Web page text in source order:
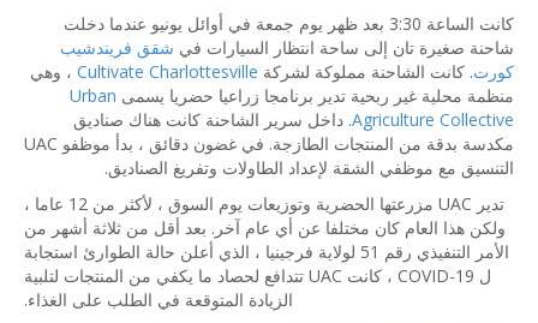
كانت الساعة 3:30 بعد ظهر يوم جمعة في أوائل يونيو عندما دخلت
شاحنة صغيرة تان إلى ساحة انتظار السيارات في شقق فريندشيب
كورت. كانت الشاحنة مملوكة لشركة Cultivate Charlottesville ، وهي
منظمة محلية غير ربحية تدير برنامجا زراعيا حضريا يسمى Urban
Agriculture Collective. داخل سرير الشاحنة كانت هناك صناديق
مكدسة بدقة من المنتجات الطازجة. في غضون دقائق ، بدأ موظفو UAC
التنسيق مع موظفي الشقة لإعداد الطاولات وتفريغ الصناديق.
تدير UAC مزرعتها الحضرية وتوزيعات يوم السوق ، لأكثر من 12 عاما ،
ولكن هذا العام كان مختلفا عن أي عام آخر. بعد أقل من ثلاثة أشهر من
الأمر التنفيذي رقم 51 لولاية فرجينيا ، الذي أعلن حالة الطوارئ استجابة
ل COVID-19 ، كانت UAC تتدافع لحصاد ما يكفي من المنتجات لتلبية
الزيادة المتوقعة في الطلب على الغذاء.